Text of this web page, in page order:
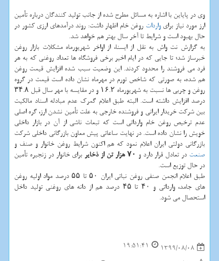
وی در پایاین با اشاره به مسائل مطرح شده از جانب تولید کنندگان درباره تأمین
ارز مورد نیاز برایواردات روغن خام اظهار داشت: روند درآمدهای ارزی کشور در
حال بهبود است و شرایط تا آخر سال بهتر هم خواهد شد.
به گزارش نت واش به نقل از ایسنا، از اواخر شهریورماه مشکلات بازار روغن
خبرساز شد؛ تا جایی که در ایام اخیر برخی فروشگاه ها تعداد روغنی که به هر
فرد می فروشند را محدود کردند. این وضعیت سبب شده افزایش قیمت روغن
هم شده، به صورتی که شاخص تورم در مهرماه نشان داده است قیمت در گروه
روغن و چربی ها نسبت به شهریورماه ۱۶.۲ و در مقایسه با مهر سال قبل ۳۴.۸
درصد افزایش داشته است. البته طبق اعلام گمرک عدم مبادله اسناد مالکیت
بین شرکت خریدار ایرانی و فروشنده خارجی به علت تأمین نشدن ارز، گره اصلی
عدم ترخیص روغن خام وارداتی است که تبعات ناشی از آن در بازار داخلی
خویش را نشان داده است. در نهایت ساعاتی پیش معاون بازرگانی داخلی شرکت
بازرگانی دولتی ایران اعلام نمود که هم اکنون شرایط روغن خانوار و صنف و
صنعت در تعادل قرار دارد و
برای خانوار در زنجیره تأمین
در حال توزیع است.
طبق اعلام انجمن صنفی روغن نباتی ایران ۵۰ تا ۵۵ درصد مواد اولیه روغن
های جامد، وارداتی و ۴۰ تا ۴۵ درصد هم از دانه های روغنی تولید داخل
استحصال می شود.
1399/08/08
19:51:41